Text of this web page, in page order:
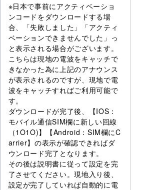
※日本で事前にアクティベーショ
ンコードをダウンロードする場
合、「失敗しました」「アクティ
ベーションできませんでした」っ
と表示される場合がございます。
こちらは現地の電波をキャッチで
きなかった為に上記のアナウンス
が表示されるのですが、現地で電
波をキャッチすればご利用可能で
す。
ダウンロードが完了後、【IOS：
モバイル通信SIM欄に新しい回線
（1O1O)】【Android：SIM欄にC
arrier】の表示が確認できればダ
ウンロード完了となります。
その後は説明書に従って設定を完
了させてください。現地入り後、
設定が完了していれば自動的に電